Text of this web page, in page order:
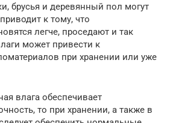
брусья и деревянный пол могут
к тому, что
легче, проседают и так
может привести к
при хранении или уже
влага обеспечивает
то при хранении, а также в